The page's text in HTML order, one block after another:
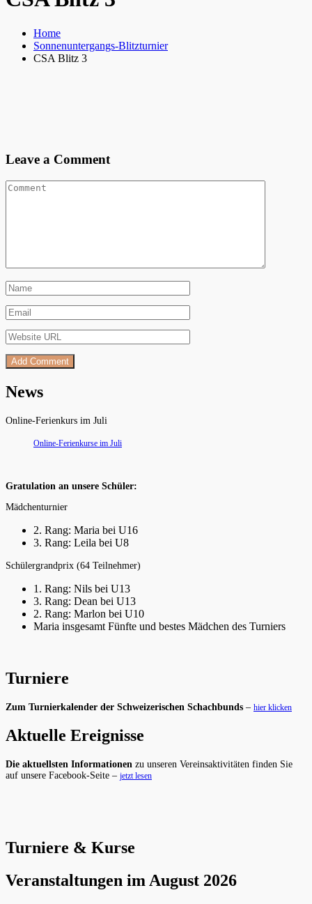
Home
Sonnenuntergangs-Blitzturnier
CSA Blitz 3
Leave a Comment
News
Online-Ferienkurs im Juli
Online-Ferienkurse im Juli
Gratulation an unsere Schüler:
Mädchenturnier
2. Rang: Maria bei U16
3. Rang: Leila bei U8
Schülergrandprix (64 Teilnehmer)
1. Rang: Nils bei U13
3. Rang: Dean bei U13
2. Rang: Marlon bei U10
Maria insgesamt Fünfte und bestes Mädchen des Turniers
Turniere
Zum Turnierkalender der Schweizerischen Schachbunds – hier klicken
Aktuelle Ereignisse
Die aktuellsten Informationen zu unseren Vereinsaktivitäten finden Sie
auf unsere Facebook-Seite – jetzt lesen
Turniere & Kurse
Veranstaltungen im August 2026